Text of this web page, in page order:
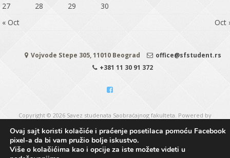
« Oct Oct
27
28 29 30
Vojvode Stepe 305, 11010 Beograd
office@sfstudent.rs
+381 11 30 91 372
Copyright © 2026 Savez studenata Saobraćajnog fakulteta . Powered by
fakulteta is using the Great WordPress theme
Ovaj sajt koristi kolačiće i praćenje posetilaca pomoću Facebook
pixel-a da bi vam pružio bolje iskustvo.
Više o kolačićima kao i opcije za iste možete videti u